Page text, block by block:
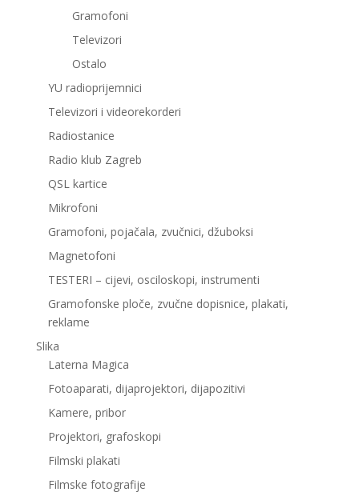
Gramofoni
Televizori
Ostalo
YU radioprijemnici
Televizori i videorekorderi
Radiostanice
Radio klub Zagreb
QSL kartice
Mikrofoni
Gramofoni, pojačala, zvučnici, džuboksi
Magnetofoni
TESTERI – cijevi, osciloskopi, instrumenti
Gramofonske ploče, zvučne dopisnice, plakati,
reklame
Slika
Laterna Magica
Fotoaparati, dijaprojektori, dijapozitivi
Kamere, pribor
Projektori, grafoskopi
Filmski plakati
Filmske fotografije